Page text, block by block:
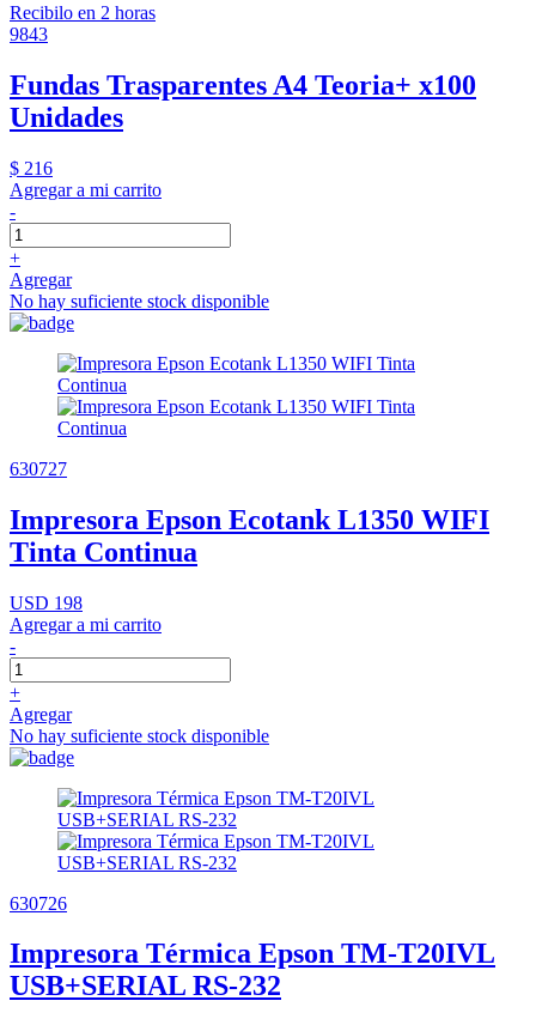
Recibilo en 2 horas
9843
Fundas Trasparentes A4 Teoria+ x100
Unidades
$ 216
Agregar a mi carrito
-
+
Agregar
No hay suficiente stock disponible
630727
Impresora Epson Ecotank L1350 WIFI
Tinta Continua
USD 198
Agregar a mi carrito
-
+
Agregar
No hay suficiente stock disponible
630726
Impresora Térmica Epson TM-T20IVL
USB+SERIAL RS-232